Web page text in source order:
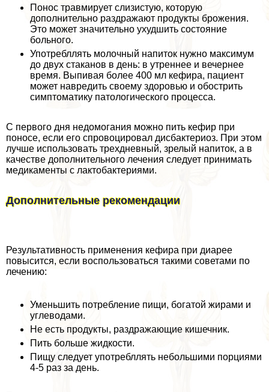
Понос травмирует слизистую, которую
дополнительно раздражают продукты брожения.
Это может значительно ухудшить состояние
больного.
Употрeбллять молочный напиток нужно максимум
до двух стаканов в день: в утреннее и вечернее
время. Выпивая более 400 мл кефира, пациент
может навредить своему здоровью и обострить
симптоматику патологического процесса.
С первого дня недомогания можно пить кефир при
поносе, если его спровоцировал дисбактериоз. При этом
лучше использовать трехдневный, зрелый напиток, а в
качестве дополнительного лечения следует принимать
медикаменты с лактобактериями.
Дополнительные рекомендации
Результативность применения кефира при диарее
повысится, если воспользоваться такими советами по
лечению:
Уменьшить потрeбление пищи, богатой жирами и
углеводами.
Не есть продукты, раздражающие кишечник.
Пить больше жидкости.
Пищу следует употрeбллять небольшими порциями
4-5 раз за день.